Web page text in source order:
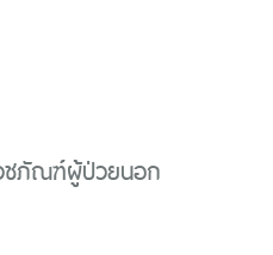
ชภัณฑ์ผู้ป่วยนอก